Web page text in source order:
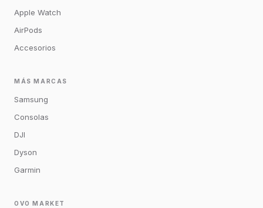
Apple Watch
AirPods
Accesorios
MÁS MARCAS
Samsung
Consolas
DJI
Dyson
Garmin
OVO MARKET